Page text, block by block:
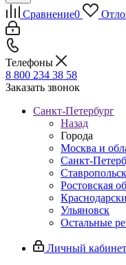
Сравнение0
Телефоны
8 800 234 38 58
Заказать звонок
Санкт-Петербург
Назад
Города
Москва и
Санкт-
Ростовская
Ульяновск
Остальные
Личный кабинет